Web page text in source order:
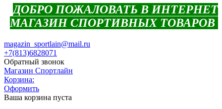
ДОБРО ПОЖАЛОВАТЬ В ИНТЕРНЕТ
МАГАЗИН СПОРТИВНЫХ ТОВАРОВ
magazin_sportlain@mail.ru
+7(813)6828071
Обратный звонок
Магазин Спортлайн
Корзина:
Оформить
Ваша корзина пуста